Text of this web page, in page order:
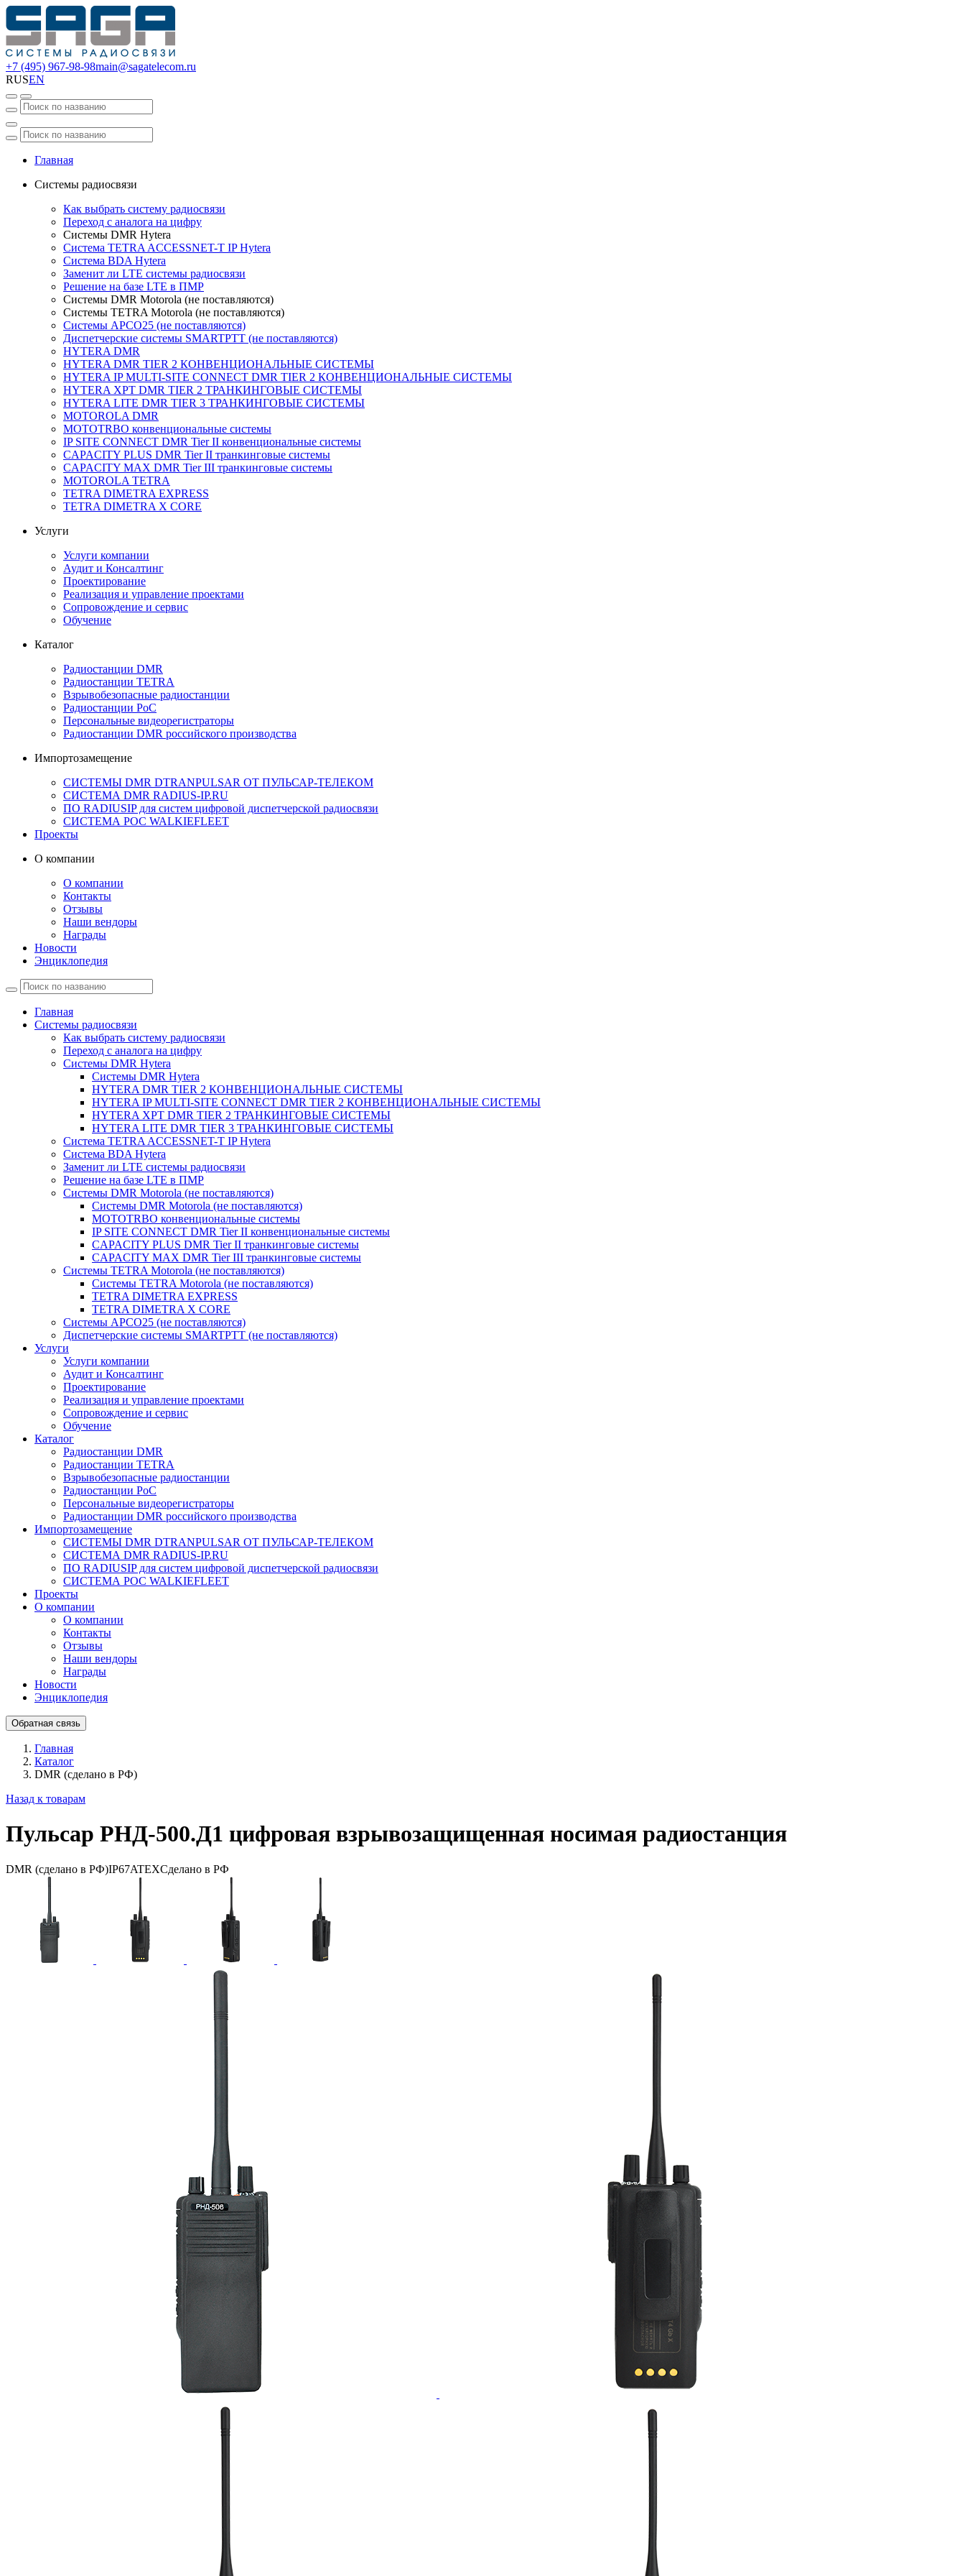
+7 (495) 967-98-98main@sagatelecom.ru
RUSEN
Главная
Системы радиосвязи
Как выбрать систему радиосвязи
Переход с аналога на цифру
Системы DMR Hytera
Система TETRA ACCESSNET-T IP Hytera
Система BDA Hytera
Заменит ли LTE системы радиосвязи
Решение на базе LTE в ПМР
Системы DMR Motorola (не поставляются)
Системы TETRA Motorola (не поставляются)
Системы APCO25 (не поставляются)
Диспетчерские системы SMARTPTT (не поставляются)
HYTERA DMR
HYTERA DMR TIER 2 КОНВЕНЦИОНАЛЬНЫЕ СИСТЕМЫ
HYTERA IP MULTI-SITE CONNECT DMR TIER 2 КОНВЕНЦИОНАЛЬНЫЕ СИСТЕМЫ
HYTERA XPT DMR TIER 2 ТРАНКИНГОВЫЕ СИСТЕМЫ
HYTERA LITE DMR TIER 3 ТРАНКИНГОВЫЕ СИСТЕМЫ
MOTOROLA DMR
MOTOTRBO конвенциональные системы
IP SITE CONNECT DMR Tier II конвенциональные системы
CAPACITY PLUS DMR Tier II транкинговые системы
CAPACITY MAX DMR Tier III транкинговые системы
MOTOROLA TETRA
TETRA DIMETRA EXPRESS
TETRA DIMETRA X CORE
Услуги
Услуги компании
Аудит и Консалтинг
Проектирование
Реализация и управление проектами
Сопровождение и сервис
Обучение
Каталог
Радиостанции DMR
Радиостанции TETRA
Взрывобезопасные радиостанции
Радиостанции PoC
Персональные видеорегистраторы
Радиостанции DMR российского производства
Импортозамещение
СИСТЕМЫ DMR DTRANPULSAR ОТ ПУЛЬСАР-ТЕЛЕКОМ
СИСТЕМА DMR RADIUS-IP.RU
ПО RADIUSIP для систем цифровой диспетчерской радиосвязи
CИСТЕМА POC WALKIEFLEET
Проекты
О компании
О компании
Контакты
Отзывы
Наши вендоры
Награды
Новости
Энциклопедия
Главная
Системы радиосвязи
Как выбрать систему радиосвязи
Переход с аналога на цифру
Системы DMR Hytera
Системы DMR Hytera
HYTERA DMR TIER 2 КОНВЕНЦИОНАЛЬНЫЕ СИСТЕМЫ
HYTERA IP MULTI-SITE CONNECT DMR TIER 2 КОНВЕНЦИОНАЛЬНЫЕ СИСТЕМЫ
HYTERA XPT DMR TIER 2 ТРАНКИНГОВЫЕ СИСТЕМЫ
HYTERA LITE DMR TIER 3 ТРАНКИНГОВЫЕ СИСТЕМЫ
Система TETRA ACCESSNET-T IP Hytera
Система BDA Hytera
Заменит ли LTE системы радиосвязи
Решение на базе LTE в ПМР
Системы DMR Motorola (не поставляются)
Системы DMR Motorola (не поставляются)
MOTOTRBO конвенциональные системы
IP SITE CONNECT DMR Tier II конвенциональные системы
CAPACITY PLUS DMR Tier II транкинговые системы
CAPACITY MAX DMR Tier III транкинговые системы
Системы TETRA Motorola (не поставляются)
Системы TETRA Motorola (не поставляются)
TETRA DIMETRA EXPRESS
TETRA DIMETRA X CORE
Системы APCO25 (не поставляются)
Диспетчерские системы SMARTPTT (не поставляются)
Услуги
Услуги компании
Аудит и Консалтинг
Проектирование
Реализация и управление проектами
Сопровождение и сервис
Обучение
Каталог
Радиостанции DMR
Радиостанции TETRA
Взрывобезопасные радиостанции
Радиостанции PoC
Персональные видеорегистраторы
Радиостанции DMR российского производства
Импортозамещение
СИСТЕМЫ DMR DTRANPULSAR ОТ ПУЛЬСАР-ТЕЛЕКОМ
СИСТЕМА DMR RADIUS-IP.RU
ПО RADIUSIP для систем цифровой диспетчерской радиосвязи
CИСТЕМА POC WALKIEFLEET
Проекты
О компании
О компании
Контакты
Отзывы
Наши вендоры
Награды
Новости
Энциклопедия
Обратная связь
Главная
Каталог
DMR (сделано в РФ)
Назад к товарам
Пульсар РНД-500.Д1 цифровая взрывозащищенная носимая радиостанция
DMR (сделано в РФ)IP67ATEXСделано в РФ